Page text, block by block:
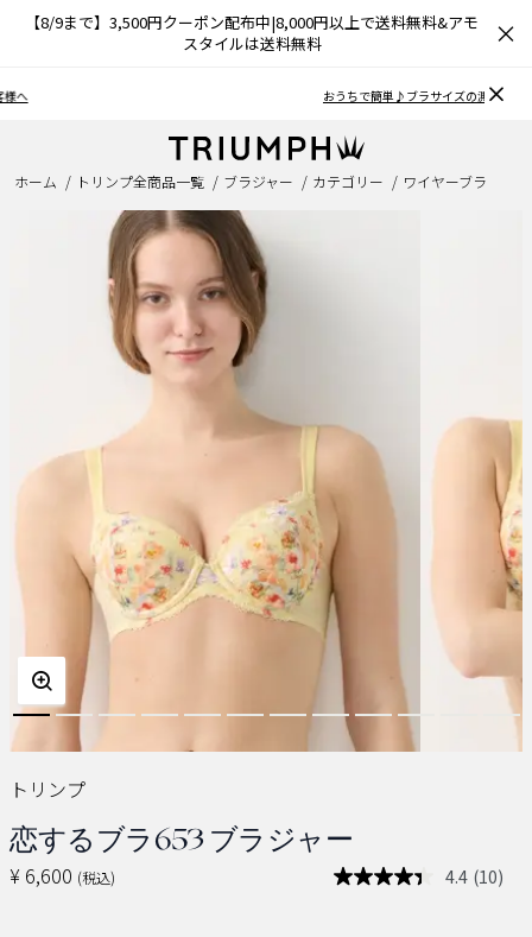
【8/9まで】3,500円クーポン配布中|8,000円以上で送料無料&アモ
スタイルは送料無料
×
おうちで簡単♪ブラサイズの測り方、選び方
ホーム トリンプ全商品一覧 ブラジャー カテゴリー ワイヤーブラ
トリンプ
恋するブラ653 ブラジャー
¥ 6,600 (税込) 4.4 レ
(10)